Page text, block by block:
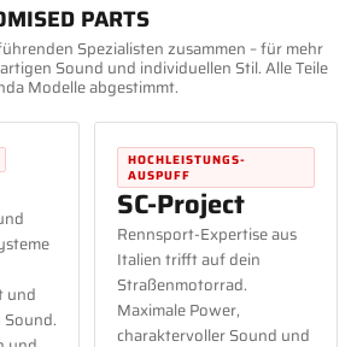
PARTS
Spezialisten zusammen – für mehr
Sound und individuellen Stil. Alle Teile
Modelle abgestimmt.
und
HOCHLEISTUNGS-
AUSPUFF
SC-Project
Rennsport-Expertise aus
Italien trifft auf dein
Straßenmotorrad.
Maximale Power,
charaktervoller Sound und